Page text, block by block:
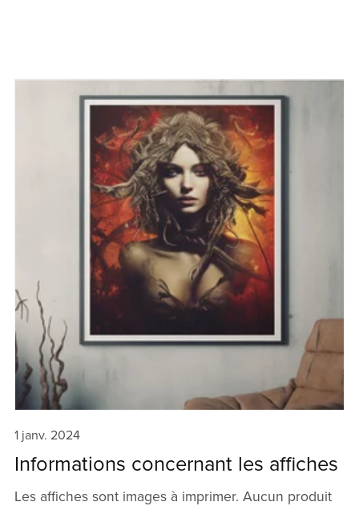
1 janv. 2024
Informations concernant les affiches
Les affiches sont images à imprimer. Aucun produit